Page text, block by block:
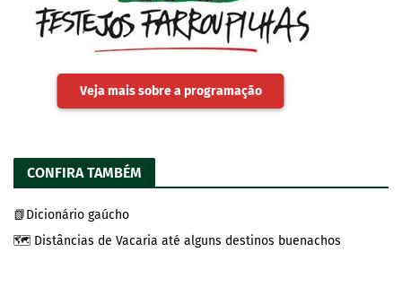
Veja mais sobre a programação
CONFIRA TAMBÉM
📗Dicionário gaúcho
🗺️ Distâncias de Vacaria até alguns destinos buenachos